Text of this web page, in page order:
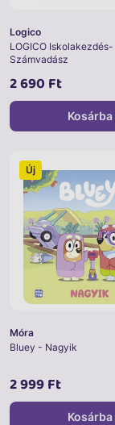
Logico
LOGICO Iskolakezdés-
Számvadász
2 690 Ft
Kosárba
Móra
Bluey - Nagyik
2 999 Ft
Új
Kosárba